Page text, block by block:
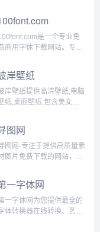
是一个专业免
商用字体下载网站。专注
费无版权可商用字体。免
字体下载、免费放心商
。...
岸壁纸
岸壁纸提供高清壁纸,电脑
纸,桌面壁纸,包含美女,游
图网
图网-专注于提供高质量素
图片免费下载的网站，提
、高清背景素材、图片素
、设计素材、音效音频素
、免费商用字体下载，找
质量素材就来寻图网。...
一字体网
一字体网为您提供最全的
体转换器在线转换、艺术